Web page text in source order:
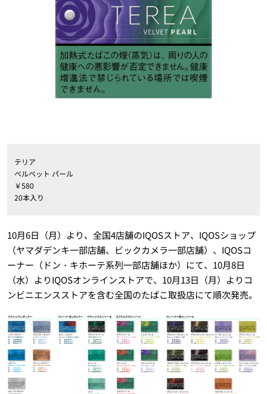
テリア
ベルベット パール
￥580
20本入り
10月6日（月）より、全国4店舗のIQOSストア、IQOSショップ
（ヤマダデンキ一部店舗、ビックカメラ一部店舗）、IQOSコ
ーナー（ドン・キホーテ系列一部店舗ほか）にて、10月8日
（水）よりIQOSオンラインストアで、10月13日（月）よりコ
ンビニエンスストアを含む全国のたばこ取扱店にて順次発売。